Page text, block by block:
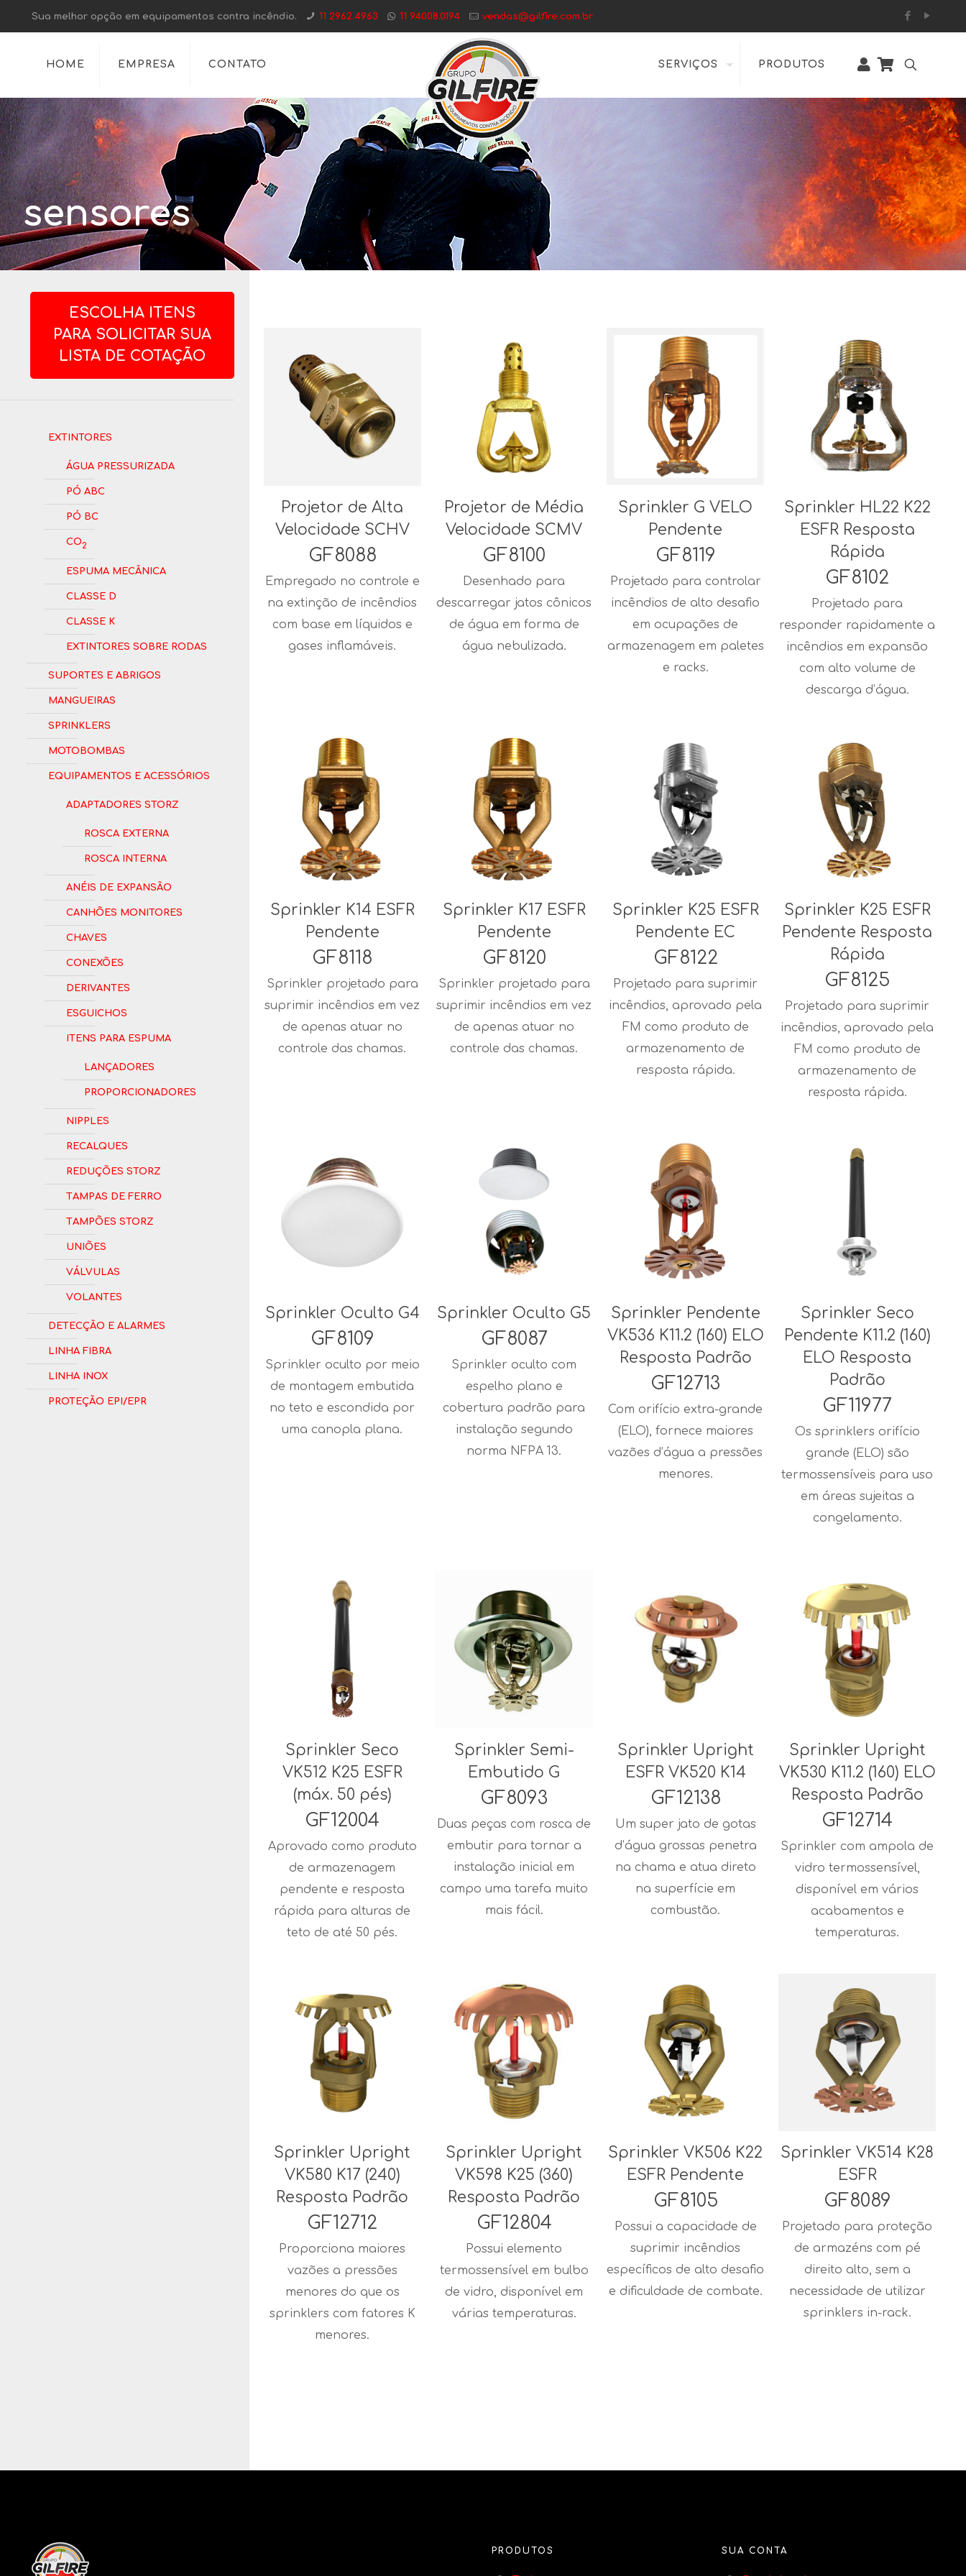
Sua melhor opção em equipamentos contra incêndio. 11 2962.4963 11 94008.0194 vendas@gilfire.com.br
HOME EMPRESA CONTATO SERVIÇOS PRODUTOS
sensores
Projetor de Alta
Velocidade SCHV
GF8088
Empregado no controle e
na extinção de incêndios
com base em líquidos e
gases inflamáveis.
Projetor de Média
Velocidade SCMV
GF8100
Desenhado para
descarregar jatos cônicos
de água em forma de
água nebulizada.
Sprinkler G VELO
Pendente
GF8119
Projetado para controlar
incêndios de alto desafio
em ocupações de
armazenagem em paletes
e racks.
Sprinkler HL22 K22
ESFR Resposta
Rápida
GF8102
Projetado para
responder rapidamente a
incêndios em expansão
com alto volume de
descarga d’água.
Sprinkler K14 ESFR
Pendente
GF8118
Sprinkler projetado para
suprimir incêndios em vez
de apenas atuar no
controle das chamas.
Sprinkler K17 ESFR
Pendente
GF8120
Sprinkler projetado para
suprimir incêndios em vez
de apenas atuar no
controle das chamas.
Sprinkler K25 ESFR
Pendente EC
GF8122
Projetado para suprimir
incêndios, aprovado pela
FM como produto de
armazenamento de
resposta rápida.
Sprinkler K25 ESFR
Pendente Resposta
Rápida
GF8125
Projetado para suprimir
incêndios, aprovado pela
FM como produto de
armazenamento de
resposta rápida.
Sprinkler Oculto G4
GF8109
Sprinkler oculto por meio
de montagem embutida
no teto e escondida por
uma canopla plana.
Sprinkler Oculto G5
GF8087
Sprinkler oculto com
espelho plano e
cobertura padrão para
instalação segundo
norma NFPA 13.
Sprinkler Pendente
VK536 K11.2 (160) ELO
Resposta Padrão
GF12713
Com orifício extra-grande
(ELO), fornece maiores
vazões d’água a pressões
menores.
Sprinkler Seco
Pendente K11.2 (160)
ELO Resposta
Padrão
GF11977
Os sprinklers orifício
grande (ELO) são
termossensíveis para uso
em áreas sujeitas a
congelamento.
Sprinkler Seco
VK512 K25 ESFR
(máx. 50 pés)
GF12004
Aprovado como produto
de armazenagem
pendente e resposta
rápida para alturas de
teto de até 50 pés.
Sprinkler Semi-
Embutido G
GF8093
Duas peças com rosca de
embutir para tornar a
instalação inicial em
campo uma tarefa muito
mais fácil.
Sprinkler Upright
ESFR VK520 K14
GF12138
Um super jato de gotas
d’água grossas penetra
na chama e atua direto
na superfície em
combustão.
Sprinkler Upright
VK530 K11.2 (160) ELO
Resposta Padrão
GF12714
Sprinkler com ampola de
vidro termossensível,
disponível em vários
acabamentos e
temperaturas.
Sprinkler Upright
VK580 K17 (240)
Resposta Padrão
GF12712
Proporciona maiores
vazões a pressões
menores do que os
sprinklers com fatores K
menores.
Sprinkler Upright
VK598 K25 (360)
Resposta Padrão
GF12804
Possui elemento
termossensível em bulbo
de vidro, disponível em
várias temperaturas.
Sprinkler VK506 K22
ESFR Pendente
GF8105
Possui a capacidade de
suprimir incêndios
específicos de alto desafio
e dificuldade de combate.
Sprinkler VK514 K28
ESFR
GF8089
Projetado para proteção
de armazéns com pé
direito alto, sem a
necessidade de utilizar
sprinklers in-rack.
ESCOLHA ITENS
PARA SOLICITAR SUA
LISTA DE COTAÇÃO
Extintores
Água Pressurizada
Pó ABC
Pó BC
CO2
Espuma Mecânica
Classe D
Classe K
Extintores Sobre Rodas
Suportes e Abrigos
Mangueiras
Sprinklers
Motobombas
Equipamentos e Acessórios
Adaptadores Storz
Rosca Externa
Rosca Interna
Anéis de Expansão
Canhões Monitores
Chaves
Conexões
Derivantes
Esguichos
Itens para Espuma
Lançadores
Proporcionadores
Nipples
Recalques
Reduções Storz
Tampas de Ferro
Tampões Storz
Uniões
Válvulas
Volantes
Detecção e Alarmes
Linha Fibra
Linha Inox
Proteção EPI/EPR
PRODUTOS SUA CONTA